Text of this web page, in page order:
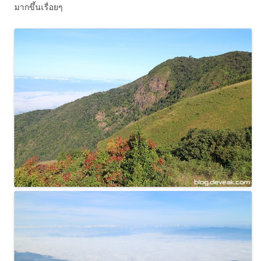
มากขึ้นเรื่อยๆ